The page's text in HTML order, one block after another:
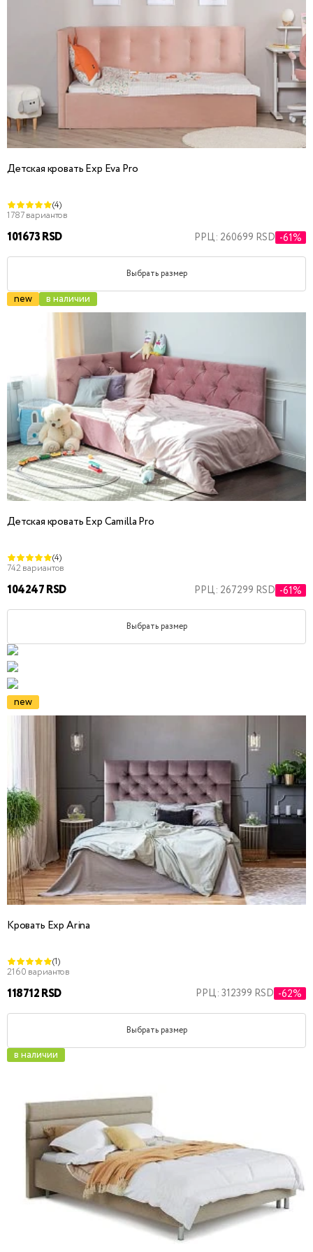
Детская кровать Exp Eva Pro
(4)
1787 вариантов
101673 RSD РРЦ: 260699 RSD -61%
Выбрать размер
new в наличии
Детская кровать Exp Camilla Pro
(4)
742 вариантов
104247 RSD РРЦ: 267299 RSD -61%
Выбрать размер
new
Кровать Exp Arina
(1)
2160 вариантов
118712 RSD РРЦ: 312399 RSD -62%
Выбрать размер
в наличии